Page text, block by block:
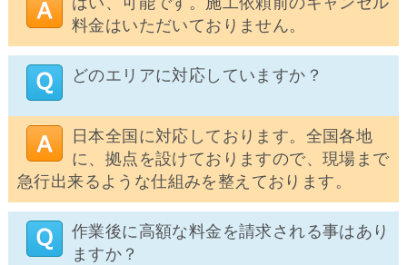
料金はいただいておりません。
どのエリアに対応していますか？
日本全国に対応しております。全国各地
に、拠点を設けておりますので、現場まで
急行出来るような仕組みを整えております。
作業後に高額な料金を請求される事はあり
ますか？